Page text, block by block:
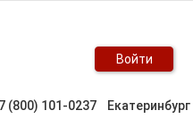
Войти
(800) 101-0237 Екатеринбург